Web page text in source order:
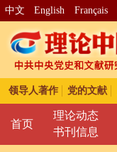
中文 English Français
领导人著作 党的文献
首页
理论动态
书刊信息